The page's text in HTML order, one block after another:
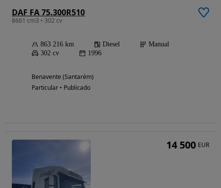
DAF FA 75.300R510
8661 cm3 • 302 cv
863 216 km Diesel
Manual
302 cv
1996
Benavente (Santarém)
Particular • Publicado
14 500 EUR